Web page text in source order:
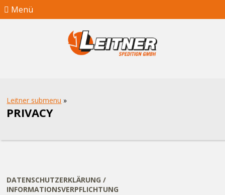
Menü
Leitner submenu »
PRIVACY
DATENSCHUTZERKLÄRUNG /
INFORMATIONSVERPFLICHTUNG